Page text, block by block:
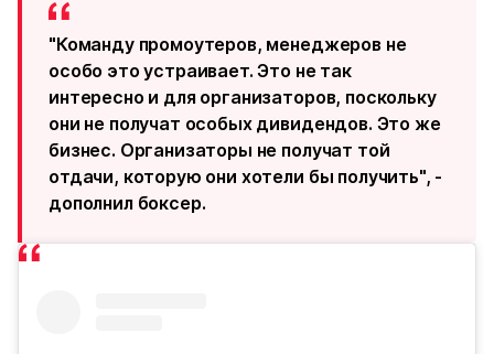
"Команду промоутеров, менеджеров не
особо это устраивает. Это не так
интересно и для организаторов, поскольку
они не получат особых дивидендов. Это же
бизнес. Организаторы не получат той
отдачи, которую они хотели бы получить", -
дополнил боксер.